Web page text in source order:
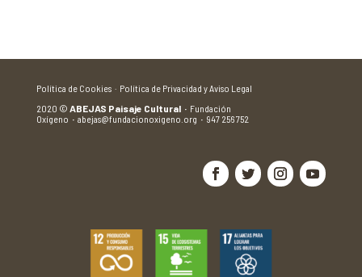
Política de Cookies · Política de Privacidad y Aviso Legal
2020 © ABEJAS Paisaje Cultural · Fundación
Oxígeno · abejas@fundacionoxigeno.org · 947 256 752